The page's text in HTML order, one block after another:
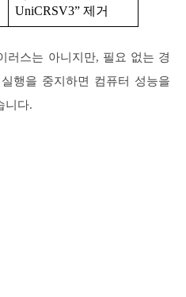
UniCRSV3” 제거
러스는 아니지만, 필요 없는 경
행을 중지하면 컴퓨터 성능을
니다.